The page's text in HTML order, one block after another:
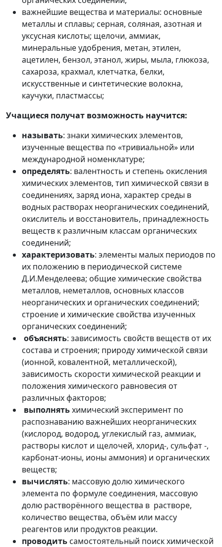
важнейшие вещества и материалы: основные
металлы и сплавы; серная, соляная, азотная и
уксусная кислоты; щелочи, аммиак,
минеральные удобрения, метан, этилен,
ацетилен, бензол, этанол, жиры, мыла, глюкоза,
сахароза, крахмал, клетчатка, белки,
искусственные и синтетические волокна,
каучуки, пластмассы;
Учащиеся получат возможность научится:
называть: знаки химических элементов,
изученные вещества по «тривиальной» или
международной номенклатуре;
определять: валентность и степень окисления
химических элементов, тип химической связи в
соединениях, заряд иона, характер среды в
водных растворах неорганических соединений,
окислитель и восстановитель, принадлежность
веществ к различным классам органических
соединений;
характеризовать: элементы малых периодов по
их положению в периодической системе
Д.И.Менделеева; общие химические свойства
металлов, неметаллов, основных классов
неорганических и органических соединений;
строение и химические свойства изученных
органических соединений;
объяснять: зависимость свойств веществ от их
состава и строения; природу химической связи
(ионной, ковалентной, металлической),
зависимость скорости химической реакции и
положения химического равновесия от
различных факторов;
выполнятьхимический эксперимент по
распознаванию важнейших неорганических
(кислород, водород, углекислый газ, аммиак,
растворы кислот и щелочей, хлорид-, сульфат -,
карбонат-ионы, ионы аммония) и органических
веществ;
вычислять: массовую долю химического
элемента по формуле соединения, массовую
долю растворённого вещества в растворе,
количество вещества, объём или массу
реагентов или продуктов реакции.
проводить самостоятельный поиск химической